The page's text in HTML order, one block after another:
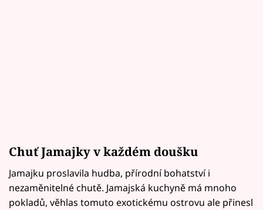
Chuť Jamajky v každém doušku
Jamajku proslavila hudba, přírodní bohatství i
nezaměnitelné chutě. Jamajská kuchyně má mnoho
pokladů, věhlas tomuto exotickému ostrovu ale přinesl